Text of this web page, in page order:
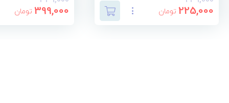
225,000 تومان 399,000 تومان